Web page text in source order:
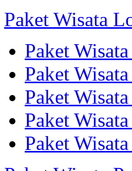
Paket Wisata
Paket
Paket
Paket
Paket
Paket